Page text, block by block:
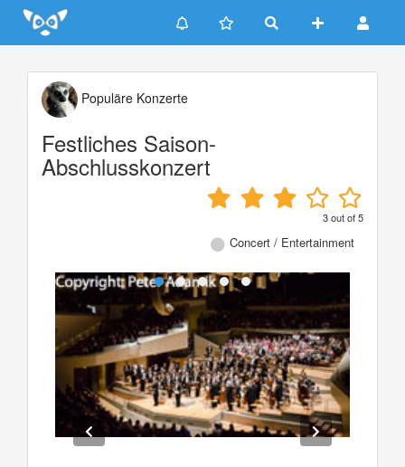
Update cookies preferences
Populäre Konzerte
Festliches Saison-
Abschlusskonzert
3out of5
Concert / Entertainment